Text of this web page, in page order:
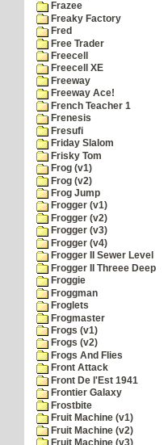
Frazee
Freaky Factory
Fred
Free Trader
Freecell
Freecell XE
Freeway
Freeway Ace!
French Teacher 1
Frenesis
Fresufi
Friday Slalom
Frisky Tom
Frog (v1)
Frog (v2)
Frog Jump
Frogger (v1)
Frogger (v2)
Frogger (v3)
Frogger (v4)
Frogger II Sewer Level
Frogger II Threee Deep
Froggie
Froggman
Froglets
Frogmaster
Frogs (v1)
Frogs (v2)
Frogs And Flies
Front Attack
Front De l'Est 1941
Frontier Galaxy
Frostbite
Fruit Machine (v1)
Fruit Machine (v2)
Fruit Machine (v3)